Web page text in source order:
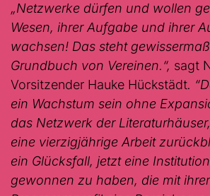
„Netzwerke dürfen und wollen
Wesen, ihrer Aufgabe und ihrer
wachsen! Das steht
Grundbuch von Vereinen.“, sagt
Vorsitzender Hauke Hückstädt.
ein Wachstum sein ohne
das Netzwerk der
eine vierzigjährige Arbeit
ein Glücksfall, jetzt eine
gewonnen zu haben, die mit